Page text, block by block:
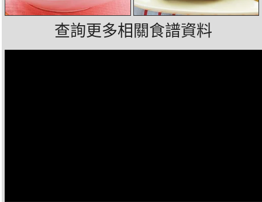
查詢更多相關食譜資料